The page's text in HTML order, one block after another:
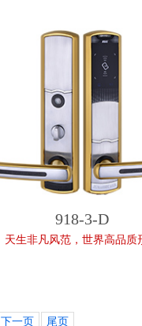
918-3-D
天生非凡风范，世界高品质
下一页 尾页